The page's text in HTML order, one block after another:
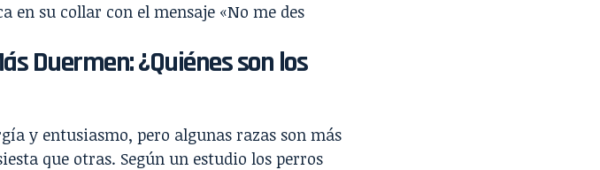
en su collar con el mensaje «No me des
Duermen: ¿Quiénes son los
y entusiasmo, pero algunas razas son más
que otras. Según un estudio los perros